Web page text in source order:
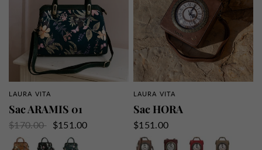
APERÇU RAPIDE
LAURA VITA
Sac ARAMIS 01
$170.00
$151.00
Camel
Noir Vert
APERÇU RAPIDE
LAURA VITA
Sac HORA
$151.00
Cognac BordeauxRouge Kaki